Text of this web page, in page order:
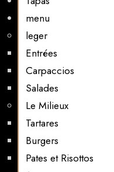
menu
leger
Entrées
Carpaccios
Salades
Le Milieux
Tartares
Burgers
Pates et Risottos